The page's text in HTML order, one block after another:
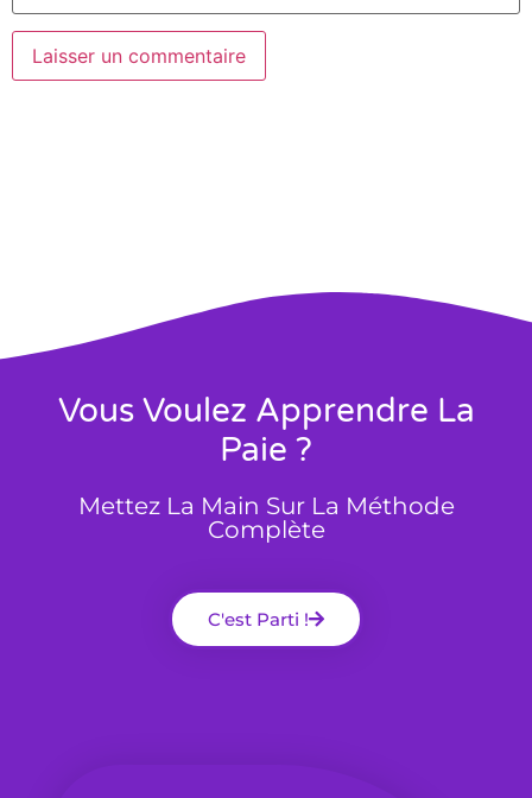
Vous Voulez Apprendre La
Paie ?
Mettez La Main Sur La Méthode
Complète
C'est Parti !